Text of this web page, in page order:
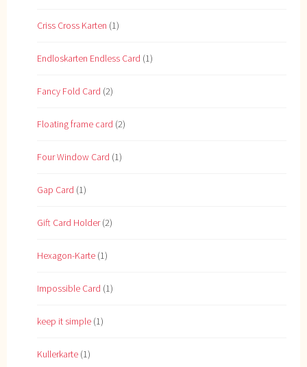
Criss Cross Karten (1)
Endloskarten Endless Card (1)
Fancy Fold Card (2)
Floating frame card (2)
Four Window Card (1)
Gap Card (1)
Gift Card Holder(2)
Hexagon-Karte (1)
Impossible Card (1)
keep it simple (1)
Kullerkarte (1)